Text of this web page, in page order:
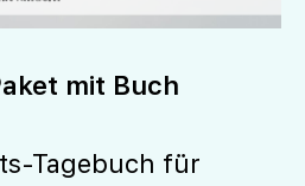
mit Buch
Tagebuch für